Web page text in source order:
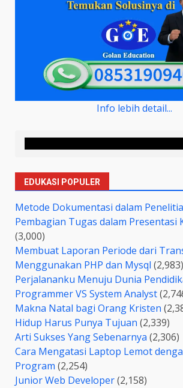
Info lebih detail...
EDUKASI POPULER
Metode Dokumentasi dalam
Pembagian Tugas dalam Presentasi
(3,000)
Membuat Laporan Periode dari
Menggunakan PHP dan Mysql (2,983)
Perjalananku Menuju Dunia
Programmer VS System Analyst
Makna Natal bagi Orang Kristen
Hidup Harus Punya Tujuan (2,339)
Arti Sukses Yang Sebenarnya (2,306)
Cara Mengatasi Laptop Lemot
Program (2,254)
Junior Web Developer(2,158)